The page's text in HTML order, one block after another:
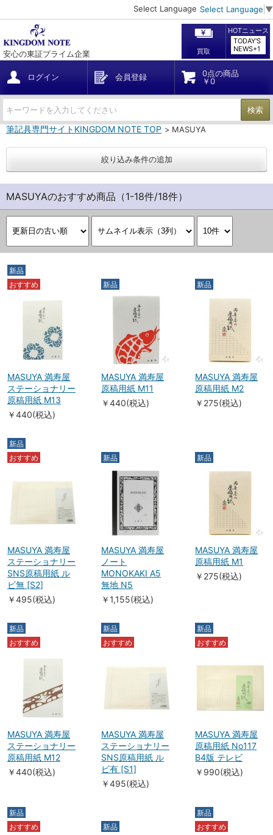
Select Language Select Language ▼
安心の東証プライム企業 買取
HOTニュース
TODAY'S
NEWS+1
ログイン 会員登録
0点の商品
￥0
検索
筆記具専門サイトKINGDOM NOTE TOP MASUYA
絞り込み条件の追加
MASUYAのおすすめ商品（1-18件/18件）
新品
おすすめ
MASUYA 満寿屋
ステーショナリー
原稿用紙 M13
￥440(税込)
新品
MASUYA 満寿屋
原稿用紙 M11
￥440(税込)
新品
MASUYA 満寿屋
原稿用紙 M2
￥275(税込)
新品
おすすめ
MASUYA 満寿屋
ステーショナリー
SNS原稿用紙 ル
ビ無 [S2]
￥495(税込)
新品
MASUYA 満寿屋
ノート
MONOKAKI A5
無地 N5
￥1,155(税込)
新品
MASUYA 満寿屋
原稿用紙 M1
￥275(税込)
新品
おすすめ
MASUYA 満寿屋
ステーショナリー
原稿用紙 M12
￥440(税込)
新品
おすすめ
MASUYA 満寿屋
ステーショナリー
SNS原稿用紙 ル
ビ有 [S1]
￥495(税込)
新品
おすすめ
MASUYA 満寿屋
原稿用紙 No117
B4版 テレビ
￥990(税込)
新品
おすすめ
新品
新品
おすすめ